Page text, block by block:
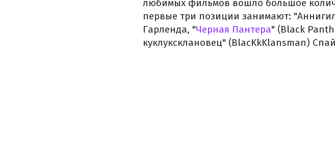
любимых фильмов вошло большое
первые три позиции занимают:
Гарленда, "Черная Пантера" (Black
куклуксклановец" (BlacKkKlansman)